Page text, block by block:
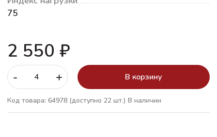
75
2 550 ₽
- + В корзину
Код товара: 64978 (доступно 22 шт.) В наличии